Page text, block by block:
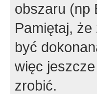
obszaru (np
Pamiętaj,
być
więc
zrobić.